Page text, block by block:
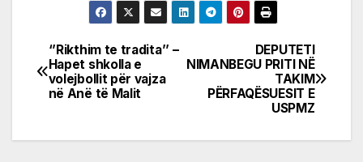
Post
navigation
DEPUTETI
NIMANBEGU PRITI NË
TAKIM
PËRFAQËSUESIT E
USPMZ
‘’Rikthim te tradita’’ –
Hapet shkolla e
volejbollit për vajza
në Anë të Malit